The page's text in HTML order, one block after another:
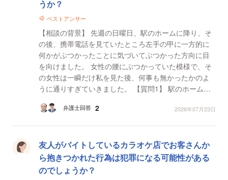
うか？
ベストアンサー
【相談の背景】 先週の日曜日、駅のホームに降り、そ
の後、携帯電話を見ていたところ左手の甲に一方的に
何かがぶつかったことに気づいてぶつかった方向に目
を向けました。 女性の腰にぶつかっていた模様で、そ
の女性は一瞬だけ私を見た後、何事も無かったかのよ
うに通りすぎていきました。 【質問1】 駅のホームに
の...
弁護士回答 2 2026年07月23日
友人がバイトしているカラオケ店でお客さんか
ら抱きつかれた行為は犯罪になる可能性がある
のでしょうか？